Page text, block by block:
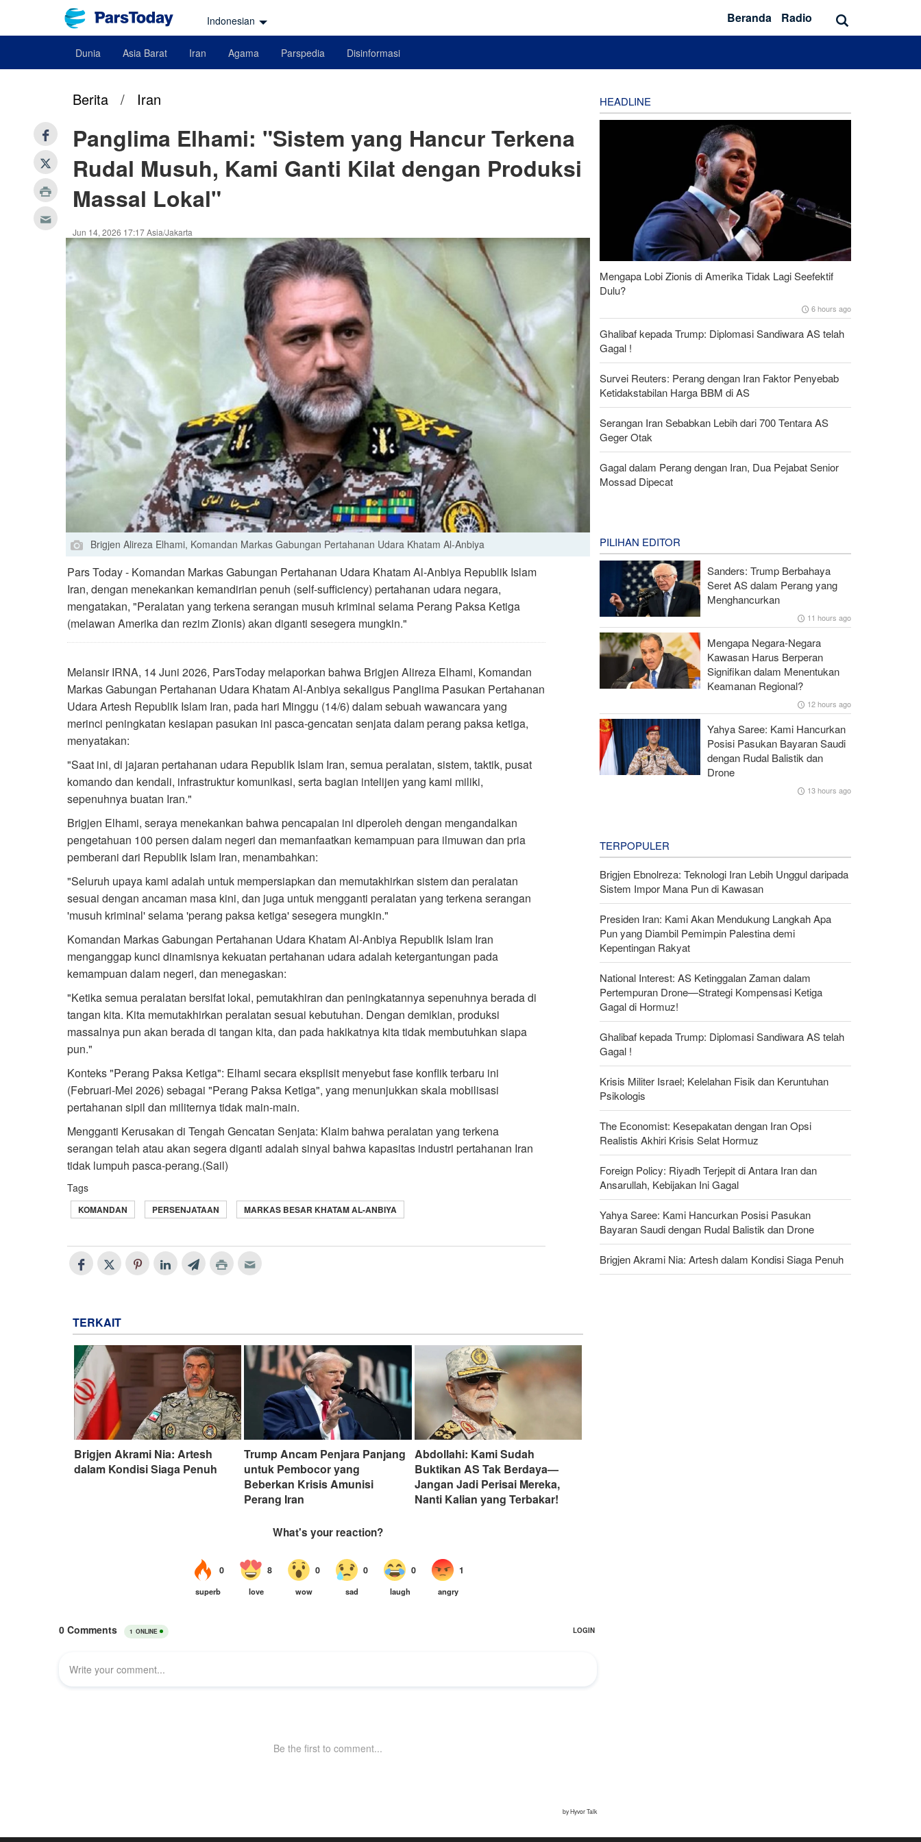
Indonesian Beranda Radio
Dunia Asia Barat Iran Agama Parspedia Disinformasi
Berita / Iran
Panglima Elhami: "Sistem yang Hancur Terkena
Rudal Musuh, Kami Ganti Kilat dengan Produksi
Massal Lokal"
Jun 14, 2026 17:17 Asia/Jakarta
Brigjen Alireza Elhami, Komandan Markas Gabungan Pertahanan Udara Khatam Al-Anbiya
Pars Today - Komandan Markas Gabungan Pertahanan Udara Khatam Al-Anbiya Republik Islam
Iran, dengan menekankan kemandirian penuh (self-sufficiency) pertahanan udara negara,
mengatakan, "Peralatan yang terkena serangan musuh kriminal selama Perang Paksa Ketiga
(melawan Amerika dan rezim Zionis) akan diganti sesegera mungkin."
Melansir IRNA, 14 Juni 2026, ParsToday melaporkan bahwa Brigjen Alireza Elhami, Komandan
Markas Gabungan Pertahanan Udara Khatam Al-Anbiya sekaligus Panglima Pasukan Pertahanan
Udara Artesh Republik Islam Iran, pada hari Minggu (14/6) dalam sebuah wawancara yang
merinci peningkatan kesiapan pasukan ini pasca-gencatan senjata dalam perang paksa ketiga,
menyatakan:
"Saat ini, di jajaran pertahanan udara Republik Islam Iran, semua peralatan, sistem, taktik, pusat
komando dan kendali, infrastruktur komunikasi, serta bagian intelijen yang kami miliki,
sepenuhnya buatan Iran."
Brigjen Elhami, seraya menekankan bahwa pencapaian ini diperoleh dengan mengandalkan
pengetahuan 100 persen dalam negeri dan memanfaatkan kemampuan para ilmuwan dan pria
pemberani dari Republik Islam Iran, menambahkan:
"Seluruh upaya kami adalah untuk mempersiapkan dan memutakhirkan sistem dan peralatan
sesuai dengan ancaman masa kini, dan juga untuk mengganti peralatan yang terkena serangan
'musuh kriminal' selama 'perang paksa ketiga' sesegera mungkin."
Komandan Markas Gabungan Pertahanan Udara Khatam Al-Anbiya Republik Islam Iran
menganggap kunci dinamisnya kekuatan pertahanan udara adalah ketergantungan pada
kemampuan dalam negeri, dan menegaskan:
"Ketika semua peralatan bersifat lokal, pemutakhiran dan peningkatannya sepenuhnya berada di
tangan kita. Kita memutakhirkan peralatan sesuai kebutuhan. Dengan demikian, produksi
massalnya pun akan berada di tangan kita, dan pada hakikatnya kita tidak membutuhkan siapa
pun."
Konteks "Perang Paksa Ketiga": Elhami secara eksplisit menyebut fase konflik terbaru ini
(Februari-Mei 2026) sebagai "Perang Paksa Ketiga", yang menunjukkan skala mobilisasi
pertahanan sipil dan militernya tidak main-main.
Mengganti Kerusakan di Tengah Gencatan Senjata: Klaim bahwa peralatan yang terkena
serangan telah atau akan segera diganti adalah sinyal bahwa kapasitas industri pertahanan Iran
tidak lumpuh pasca-perang.(Sail)
Tags
KOMANDAN PERSENJATAAN MARKAS BESAR KHATAM AL-ANBIYA
TERKAIT
Brigjen Akrami Nia: Artesh
dalam Kondisi Siaga Penuh
Trump Ancam Penjara Panjang
untuk Pembocor yang
Beberkan Krisis Amunisi
Perang Iran
Abdollahi: Kami Sudah
Buktikan AS Tak Berdaya—
Jangan Jadi Perisai Mereka,
Nanti Kalian yang Terbakar!
HEADLINE
Mengapa Lobi Zionis di Amerika Tidak Lagi Seefektif
Dulu?
6 hours ago
Ghalibaf kepada Trump: Diplomasi Sandiwara AS telah
Gagal !
Survei Reuters: Perang dengan Iran Faktor Penyebab
Ketidakstabilan Harga BBM di AS
Serangan Iran Sebabkan Lebih dari 700 Tentara AS
Geger Otak
Gagal dalam Perang dengan Iran, Dua Pejabat Senior
Mossad Dipecat
PILIHAN EDITOR
Sanders: Trump Berbahaya
Seret AS dalam Perang yang
Menghancurkan
11 hours ago
Mengapa Negara-Negara
Kawasan Harus Berperan
Signifikan dalam Menentukan
Keamanan Regional?
12 hours ago
Yahya Saree: Kami Hancurkan
Posisi Pasukan Bayaran Saudi
dengan Rudal Balistik dan
Drone
13 hours ago
TERPOPULER
Brigjen Ebnolreza: Teknologi Iran Lebih Unggul daripada
Sistem Impor Mana Pun di Kawasan
Presiden Iran: Kami Akan Mendukung Langkah Apa
Pun yang Diambil Pemimpin Palestina demi
Kepentingan Rakyat
National Interest: AS Ketinggalan Zaman dalam
Pertempuran Drone—Strategi Kompensasi Ketiga
Gagal di Hormuz!
Ghalibaf kepada Trump: Diplomasi Sandiwara AS telah
Gagal !
Krisis Militer Israel; Kelelahan Fisik dan Keruntuhan
Psikologis
The Economist: Kesepakatan dengan Iran Opsi
Realistis Akhiri Krisis Selat Hormuz
Foreign Policy: Riyadh Terjepit di Antara Iran dan
Ansarullah, Kebijakan Ini Gagal
Yahya Saree: Kami Hancurkan Posisi Pasukan
Bayaran Saudi dengan Rudal Balistik dan Drone
Brigjen Akrami Nia: Artesh dalam Kondisi Siaga Penuh